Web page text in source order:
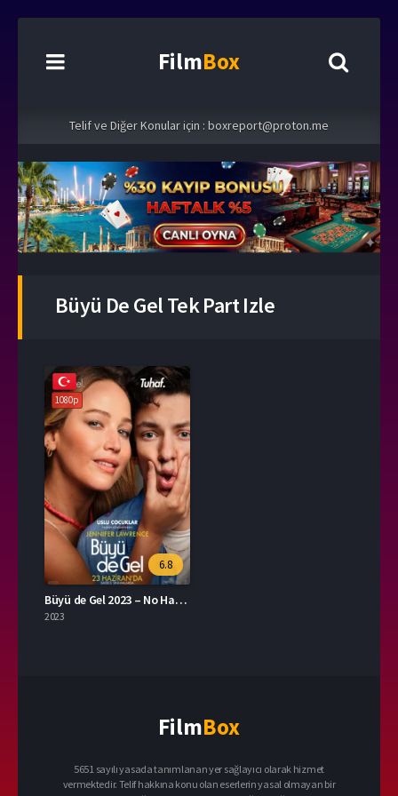
FilmBox
Telif ve Diğer Konular için : boxreport@proton.me
Büyü De Gel Tek Part Izle
1080p
6.8
Büyü de Gel 2023 – No Hard Feelings 1080p Turkce Dublaj izle
2023
FilmBox
5651 sayılı yasada tanımlanan yer sağlayıcı olarak hizmet
vermektedir. Telif hakkına konu olan eserlerin yasal olmayan bir